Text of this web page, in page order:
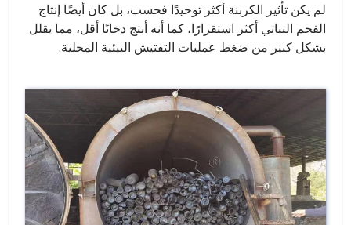
لم يكن تأثير الكربنة أكثر توحيدًا فحسب، بل كان أيضًا إنتاج
الفحم النباتي أكثر استقرارًا، كما أنه أنتج دخانًا أقل، مما يقلل
بشكل كبير من ضغط عمليات التفتيش البيئية المحلية.